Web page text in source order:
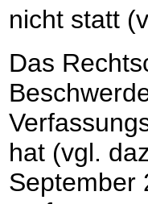
nicht statt
Das
hat (vgl.
September